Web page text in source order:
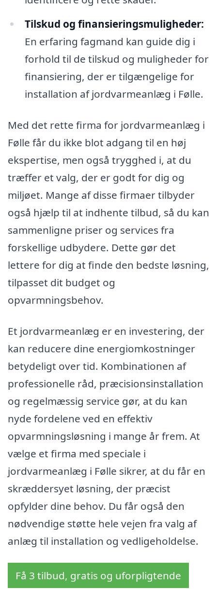
Tilskud og finansieringsmuligheder:
En erfaring fagmand kan guide dig i
forhold til de tilskud og muligheder for
finansiering, der er tilgængelige for
installation af jordvarmeanlæg i Følle.
Med det rette firma for jordvarmeanlæg i
Følle får du ikke blot adgang til en høj
ekspertise, men også trygghed i, at du
træffer et valg, der er godt for dig og
miljøet. Mange af disse firmaer tilbyder
også hjælp til at indhente tilbud, så du kan
sammenligne priser og services fra
forskellige udbydere. Dette gør det
lettere for dig at finde den bedste løsning,
tilpasset dit budget og
opvarmningsbehov.
Et jordvarmeanlæg er en investering, der
kan reducere dine energiomkostninger
betydeligt over tid. Kombinationen af
professionelle råd, præcisionsinstallation
og regelmæssig service gør, at du kan
nyde fordelene ved en effektiv
opvarmningsløsning i mange år frem. At
vælge et firma med speciale i
jordvarmeanlæg i Følle sikrer, at du får en
skræddersyet løsning, der præcist
opfylder dine behov. Du får også den
nødvendige støtte hele vejen fra valg af
anlæg til installation og vedligeholdelse.
Få 3 tilbud, gratis og uforpligtende